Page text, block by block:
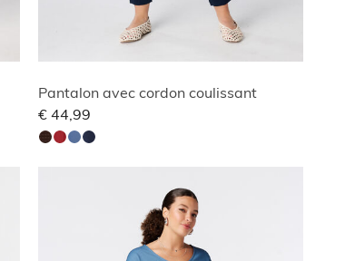
Pantalon avec cordon coulissant
€ 44,99